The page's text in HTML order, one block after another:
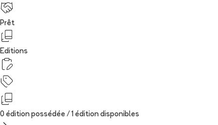
Prêt
Editions
0 édition possédée / 1 édition disponibles